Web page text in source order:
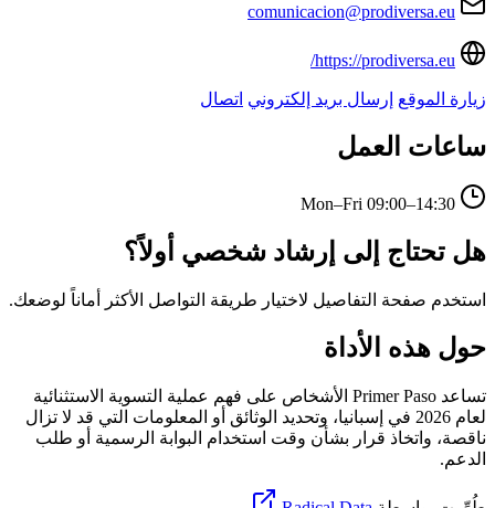
comunicacion@prodiversa.eu
https://prodiversa.eu/
زيارة الموقع إرسال بريد إلكتروني اتصال
ساعات العمل
Mon–Fri 09:00–14:30
هل تحتاج إلى إرشاد شخصي أولاً؟
استخدم صفحة التفاصيل لاختيار طريقة التواصل الأكثر أماناً لوضعك.
حول هذه الأداة
تساعد Primer Paso الأشخاص على فهم عملية التسوية الاستثنائية
لعام 2026 في إسبانيا، وتحديد الوثائق أو المعلومات التي قد لا تزال
ناقصة، واتخاذ قرار بشأن وقت استخدام البوابة الرسمية أو طلب
الدعم.